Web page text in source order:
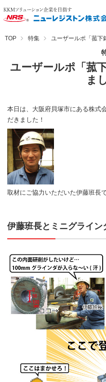
TOP 特集 ユーザールポ「菰下
ユーザールポ「菰
ま
本日は、大阪府貝塚市にある株式
だきました！
取材にご協力いただいた伊藤班長で
伊藤班長とミニグライン